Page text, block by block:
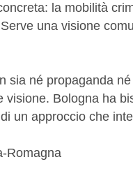
la mobilità
una visione
sia né propaganda
Bologna ha
un approccio che
Romagna